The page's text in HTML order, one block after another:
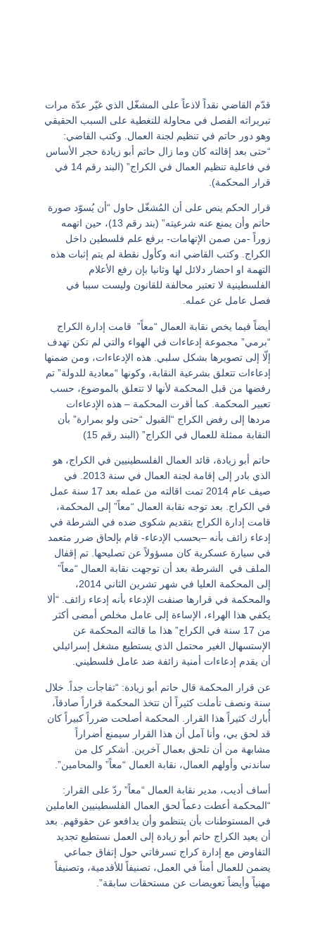
قدّم القاضي نقداً لاذعاً على المشغّل الذي غيّر عدّة مرات
تبريراته الفصل في محاولة للتغطية على السبب الحقيقي
وهو دور حاتم في تنظيم لجنة العمال. وكتب القاضي:
“حتى بعد إقالته كان وما زال حاتم أبو زيادة حجر الأساس
في فاعلية تنظيم العمال في الكراج” (البند رقم 14 في
قرار المحكمة).
قرار الحكم ينص على أن المُشغّل حاول “أن يُسوّد صورة
حاتم وأن يمنع عنه شرعيته” (بند رقم 13)، حين اتهمه
زوراً -من صمن الإتهامات- برفع علم فلسطين داخل
الكراج. وكتب القاضي انه وكأول نقطة لم يتم إثبات هذه
التهمة او احضار دلائل لها وثانيا بإن رفع الأعلام
الفلسطينية لا تعتبر محالفة للقانون وليست سببا في
فصل عامل عن عمله.
أيضاً فيما يخص نقابة العمال “معاً” قامت إدارة الكراج
“برمي” مجموعة إدعاءات في الهواء والتي لم تكن تهدف
إلّا إلى تصويرها بشكل سلبي. هذه الإدعاءات، ومن ضمنها
إدعاءات تتعلق بشرعية النقابة، وكونها “معادية للدولة” تم
رفضها من قبل المحكمة لأنها لا تتعلق بالموضوع، حسب
تعبير المحكمة. كما أقرت المحكمة – هذه الإدعاءات
مردها إلى رفض الكراج “القبول “حتى ولو بمرارة” بأن
النقابة ممثلة للعمال في الكراج” (البند رقم 15)
حاتم أبو زيادة، قائد العمال الفلسطينيين في الكراج، هو
الذي بادر إلى إقامة لجنة العمال في سنة 2013. في
صيف عام 2014 تمت اقالته من عمله بعد 17 سنة عمل
في الكراج. بعد توجه نقابة العمال “معاً” إلى المحكمة،
قامت إدارة الكراج بتقديم شكوى ضده في الشرطة في
إدعاء زائف بأنه –بحسب الإدعاء- قام بإلحاق ضرر متعمد
في سيارة عسكرية كان مسؤولاً عن تصليحها. تم إقفال
الملف في الشرطة بعد أن توجهت نقابة العمال “معاً”
إلى المحكمة العليا في شهر تشرين الثاني 2014،
والمحكمة في قرارها صنفت الإدعاء بأنه إدعاء زائف. “ألا
يكفي هذا الهراء، الإساءة إلى عامل مخلص أمضى أكثر
من 17 سنة في الكراج” هذا ما قالته المحكمة عن
الإستسهال الغير محتمل الذي يستطيع مشغل إسرائيلي
أن يقدم إدعاءات أمنية زائفة ضد عامل فلسطيني.
عن قرار المحكمة قال حاتم أبو زيادة: “تفاجأت جداً. خلال
سنة ونصف تأملت كثيراً أن تتخذ المحكمة قراراً صادقاً،
أُبارك كثيراً هذا القرار. المحكمة أصلحت ضرراً كبيراً كان
قد لحق بي، وأنا آمل أن هذا القرار سيمنع أضراراً
مشابهة من أن تلحق بعمال آخرين. أشكر كل من
ساندني وأولهم العمال، نقابة العمال “معاً” والمحامين”.
أساف أديب، مدير نقابة العمال “معاً” ردّ على القرار:
“المحكمة أعطت دعماً لحق العمال الفلسطينيين العاملين
في المستوطنات بأن يتنظمو وأن يدافعو عن حقوقهم. بعد
أن يعيد الكراج حاتم أبو زيادة إلى العمل نستطيع تجديد
التفاوض مع إدارة كراج تسرفاتي حول إتفاق جماعي
يضمن للعمال أمناً في العمل، تصنيفاً للأقدمية، وتصنيفاً
مهنياً وأيضاً تعويضات عن مستحقات سابقة”.